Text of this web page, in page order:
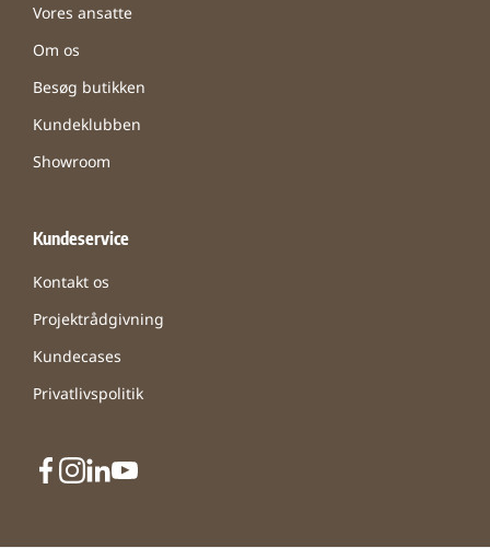
Vores ansatte
Om os
Besøg butikken
Kundeklubben
Showroom
Kundeservice
Kontakt os
Projektrådgivning
Kundecases
Privatlivspolitik